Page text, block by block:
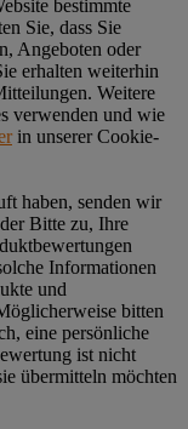
bestimmte
Sie, dass Sie
Angeboten oder
erhalten weiterhin
Weitere
verwenden und wie
in unserer Cookie-
haben, senden wir
Bitte zu, Ihre
Informationen
und
bitten
eine persönliche
ist nicht
übermitteln möchten